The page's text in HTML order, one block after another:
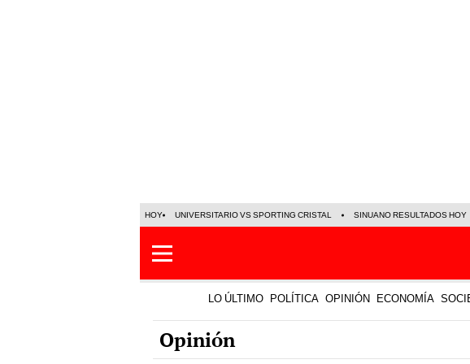
HOY UNIVERSITARIO VS SPORTING CRISTAL SINUANO RESULTADOS HOY
LO ÚLTIMO POLÍTICA OPINIÓN ECONOMÍA
Opinión